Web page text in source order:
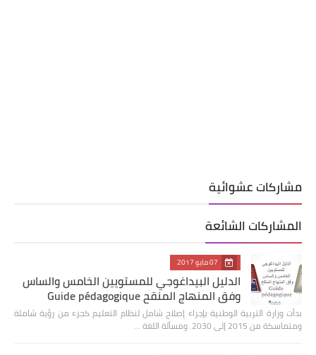
مشاركات عشوائية
المشاركات الشائعة
07 مايو 2017
الدليل البيداغوجي للمستويين الخامس والساس
وفق المنهاج المنقح Guide pédagogique
بدأت وزارة التربية الوطنية بإجراء إصلاح شامل لنظام التعليم كجزء من رؤية شاملة
ومتماسكة من 2015 إلى 2030. ومسألة اللغة …